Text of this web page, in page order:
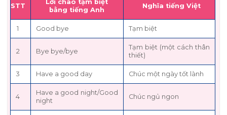
STT
Lời chào tạm biệt
bằng tiếng Anh
Nghĩa tiếng Việt
1 Good bye Tạm biệt
2 Bye bye/bye
Tạm biệt (một cách thân
thiết)
3 Have a good day Chúc một ngày tốt lành
4
Have a good night/Good
night
Chúc ngủ ngon